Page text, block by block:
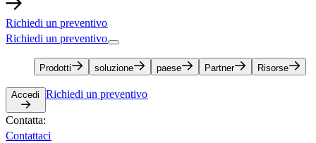
Richiedi un preventivo​​
Richiedi un preventivo​​
Prodotti​​ soluzione​​ paese​​ Partner​​ Risorse​​
Accedi​​ Richiedi un preventivo​​
Contatta:​​
Contattaci​​